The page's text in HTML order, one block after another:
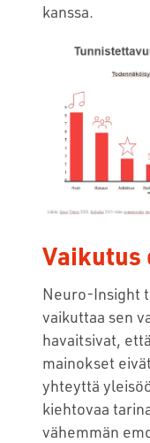
kanssa.
Vaikutus
Neuro-Insight
vaikuttaa sen
havaitsivat,
mainokset
yhteyttä
kiehtovaa
vähemmän